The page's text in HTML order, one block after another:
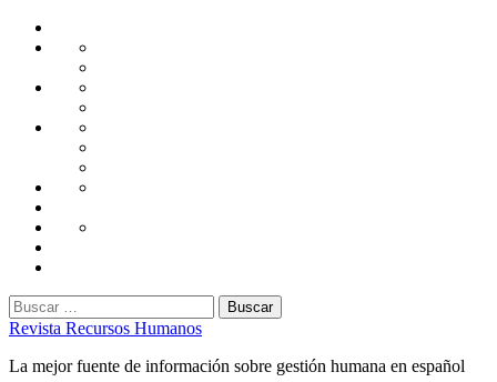
Saltar
Administración
Capacitación
Desarrollo
Gestión
Laborales
Selección
Buscar:
Revista Recursos Humanos
La mejor fuente de información sobre gestión humana en español